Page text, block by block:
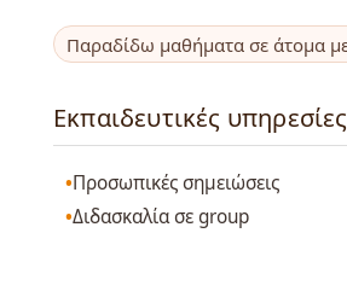
Παραδίδω μαθήματα σε άτομα
Εκπαιδευτικές υπηρεσίες
Προσωπικές σημειώσεις
Διδασκαλία σε group